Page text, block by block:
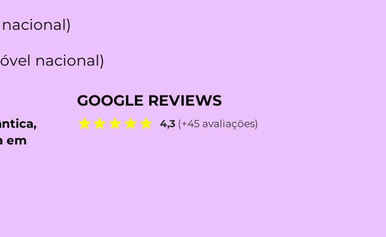
nacional)
em
GOOGLE REVIEWS
4,3 (+45 avaliações)